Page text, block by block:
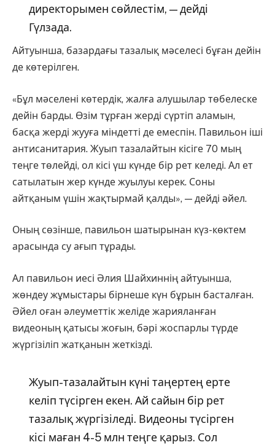
директорымен сөйлестім, — дейді
Гүлзада.
Айтуынша, базардағы тазалық мәселесі бұған дейін
де көтерілген.
«Бұл мәселені көтердік, жалға алушылар төбелеске
дейін барды. Өзім тұрған жерді сүртіп аламын,
басқа жерді жууға міндетті де емеспін. Павильон іші
антисанитария. Жуып тазалайтын кісіге 70 мың
теңге төлейді, ол кісі үш күнде бір рет келеді. Ал ет
сатылатын жер күнде жуылуы керек. Соны
айтқаным үшін жақтырмай қалды», — дейді әйел.
Оның сөзінше, павильон шатырынан күз-көктем
арасында су ағып тұрады.
Ал павильон иесі Әлия Шайхиннің айтуынша,
жөндеу жұмыстары бірнеше күн бұрын басталған.
Әйел оған әлеуметтік желіде жарияланған
видеоның қатысы жоғын, бәрі жоспарлы түрде
жүргізіліп жатқанын жеткізді.
Жуып-тазалайтын күні таңертең ерте
келіп түсірген екен. Ай сайын бір рет
тазалық жүргізіледі. Видеоны түсірген
кісі маған 4-5 млн теңге қарыз. Сол